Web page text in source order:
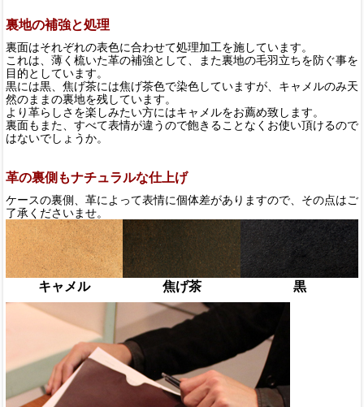
裏地の補強と処理
裏面はそれぞれの表色に合わせて処理加工を施しています。
これは、薄く梳いた革の補強として、また裏地の毛羽立ちを防ぐ事を
目的としています。
黒には黒、焦げ茶には焦げ茶色で染色していますが、キャメルのみ天
然のままの裏地を残しています。
より革らしさを楽しみたい方にはキャメルをお薦め致します。
裏面もまた、すべて表情が違うので飽きることなくお使い頂けるので
はないでしょうか。
革の裏側もナチュラルな仕上げ
ケースの裏側、革によって表情に個体差がありますので、その点はご
了承くださいませ。
キャメル 焦げ茶 黒